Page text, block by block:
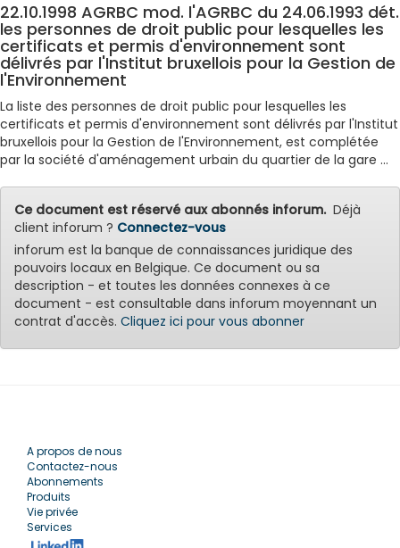
22.10.1998 AGRBC mod. l'AGRBC du 24.06.1993 dét.
les personnes de droit public pour lesquelles les
certificats et permis d'environnement sont
délivrés par l'Institut bruxellois pour la Gestion de
l'Environnement
La liste des personnes de droit public pour lesquelles les
certificats et permis d'environnement sont délivrés par l'Institut
bruxellois pour la Gestion de l'Environnement, est complétée
par la société d'aménagement urbain du quartier de la gare ...
Ce document est réservé aux abonnés inforum.Déjà
client inforum ? Connectez-vous
inforum est la banque de connaissances juridique des
pouvoirs locaux en Belgique. Ce document ou sa
description - et toutes les données connexes à ce
document - est consultable dans inforum moyennant un
contrat d'accès. Cliquez ici pour vous abonner
A propos de nous
Contactez-nous
Abonnements
Produits
Vie privée
Services